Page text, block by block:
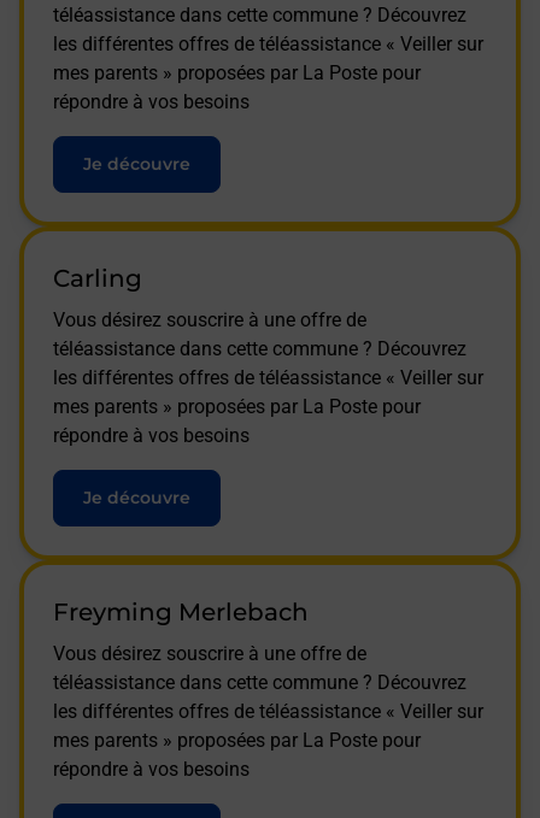
téléassistance dans cette commune ? Découvrez
les différentes offres de téléassistance « Veiller sur
mes parents » proposées par La Poste pour
répondre à vos besoins
Je découvre
Carling
Vous désirez souscrire à une offre de
téléassistance dans cette commune ? Découvrez
les différentes offres de téléassistance « Veiller sur
mes parents » proposées par La Poste pour
répondre à vos besoins
Je découvre
Freyming Merlebach
Vous désirez souscrire à une offre de
téléassistance dans cette commune ? Découvrez
les différentes offres de téléassistance « Veiller sur
mes parents » proposées par La Poste pour
répondre à vos besoins